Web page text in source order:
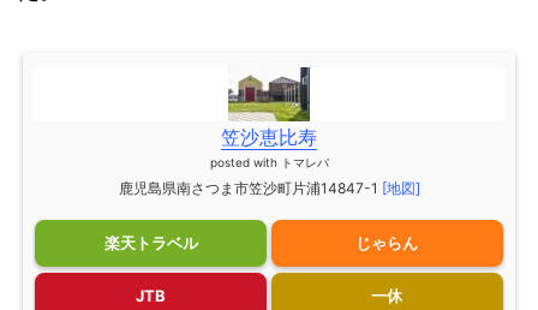
笠沙恵比寿
posted with トマレバ
鹿児島県南さつま市笠沙町片浦14847-1 [地図]
楽天トラベル じゃらん
JTB 一休